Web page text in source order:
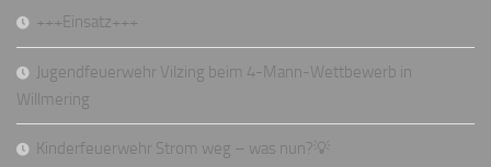
+++Einsatz+++
Jugendfeuerwehr Vilzing beim 4-Mann-Wettbewerb in
Willmering
Kinderfeuerwehr Strom weg – was nun?💡